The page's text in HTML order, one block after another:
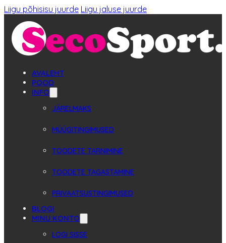
Liigu põhisisu juurde Liigu jaluse juurde
AVALEHT
POOD
INFO
JÄRELMAKS
MÜÜGITINGIMUSED
TOODETE TARNIMINE
TOODETE TAGASTAMINE
PRIVAATSUSTINGIMUSED
BLOGI
MINU KONTO
LOGI SISSE